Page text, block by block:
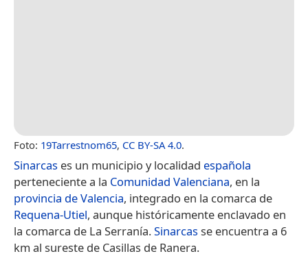
Foto: 19Tarrestnom65, CC BY-SA 4.0.
Sinarcas es un municipio y localidad española
perteneciente a la Comunidad Valenciana, en la
provincia de Valencia, integrado en la comarca de
Requena-Utiel, aunque históricamente enclavado en
la comarca de La Serranía.Sinarcasse encuentra a 6
km al sureste de Casillas de Ranera.